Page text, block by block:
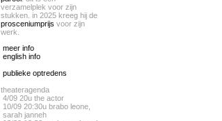
verzamelplek voor zijn
stukken. in 2025 kreeg hij de
prosceniumprijs voor zijn
werk.
meer info
english info
publieke optredens
theateragenda
4/09 20u the actor
10/09 20:30u brabo leone,
sarah janneh